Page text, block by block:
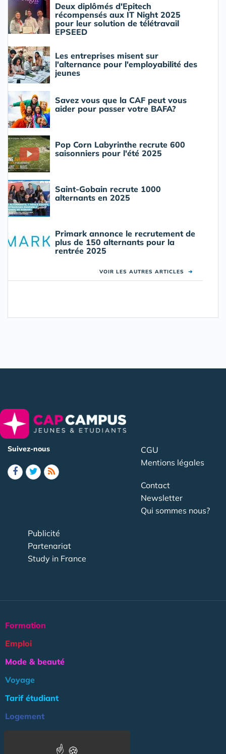
Deux diplômés d'Epitech
récompensés aux IT Night 2025
pour leur solution de télétravail
EPSEED
Les entreprises misent sur
l'alternance pour l'employabilité des
jeunes
Savez vous que la CAF peut vous
aider pour passer votre BAFA?
Pop Corn Labyrinthe recrute 600
saisonniers pour l'été 2025
Saint-Gobain recrute 1000
alternants en 2025
Primark annonce le recrutement de
plus de 150 alternants pour la
rentrée 2025
VOIR LES AUTRES ARTICLES ➜
Suivez-nous
CGU
Mentions légales
Contact
Newsletter
Qui sommes nous?
Publicité
Partenariat
Study in France
Formation
Emploi
Mode & beauté
Voyage
Tarif étudiant
Logement